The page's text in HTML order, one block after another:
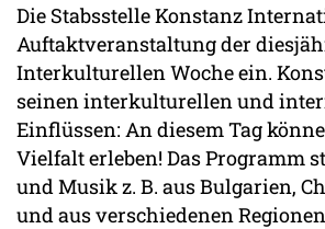
Die Stabsstelle Konstanz
Auftaktveranstaltung der
Interkulturellen Woche ein.
seinen interkulturellen und
Einflüssen: An diesem Tag
Vielfalt erleben! Das Programm
und Musik z. B. aus Bulgarien,
und aus verschiedenen